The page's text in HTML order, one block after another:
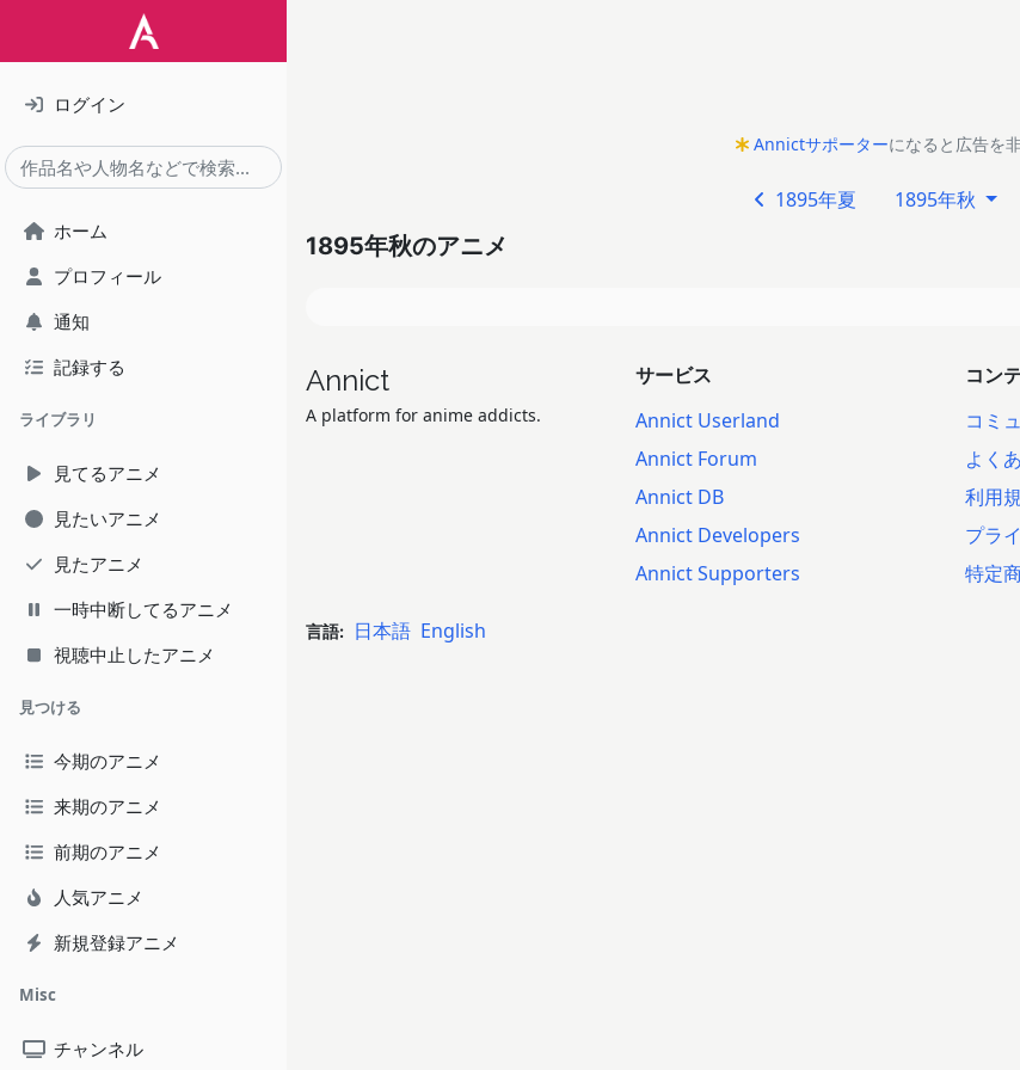
ログイン
ホーム
プロフィール
通知
記録する
ライブラリ
見てるアニメ
見たいアニメ
見たアニメ
一時中断してるアニメ
視聴中止したアニメ
見つける
今期のアニメ
来期のアニメ
前期のアニメ
人気アニメ
新規登録アニメ
Misc
チャンネル
Annictサポーターになると広告を
1895年夏 1895年秋
1895年秋のアニメ
Annict
A platform for anime addicts.
サービス
Annict Userland
Annict Forum
Annict DB
Annict Developers
Annict Supporters
コン
コミ
よく
利用
プラ
特定
言語: 日本語 English